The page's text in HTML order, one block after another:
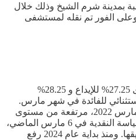
بمدينة شرم الشيخ وذلك خلال
وعلى الفور تم نقله لمستشفى
قرر البنك المركزي المصري، الحفاظ على سعر الفائدة الرئيسية على الجنيه، في إجتماع لجنة السياسة النقدية، يوم الخميس الماضي، للمرة الخامسة على التوالي، عند مستوى 27.25% للإيداع و 28.25%
دون تغيير في أخر 4 إجتماعات للجنة السياسة النقدية في مايو ويوليو وسبتمبر ونوفمبر 2024، بعد الرفع الاستثنائي للفائدة في شهر مارس.
ويشهد الاقتصاد المصري تشديد نقدي لما يزيد عن عامين وتسعة أشهر، إذ صعدت أسعار الفائدة الرئيسية على الجنيه بواقع 19 نقطة مئوية كاملة (1900 نقطة أساس) منذ شهر مارس 2022، مرتفعة من مستوى
8.25% سعر الإيداع و9.25% سعر الإقراض إلى 27.25% للإيداع و28.25% للإقراض. يذكر أن البنك المركزي المصري، قرر خلال العام الجاري 2024 في إجتماع استثنائي للجنة السياسة النقدية في 6 مارس الماضي،
رفع أسعار الفائدة بواقع 6 نقاط مئوية كاملة، من مستوى 21.25% للإيداع و 22.25% للإقراض، إلى 27.25% و28.25% على التوالي، ضمن حزمة الإجراءات الإصلاحية التي تم تطبيقها. ومنذ بداية عام 2024 رفع